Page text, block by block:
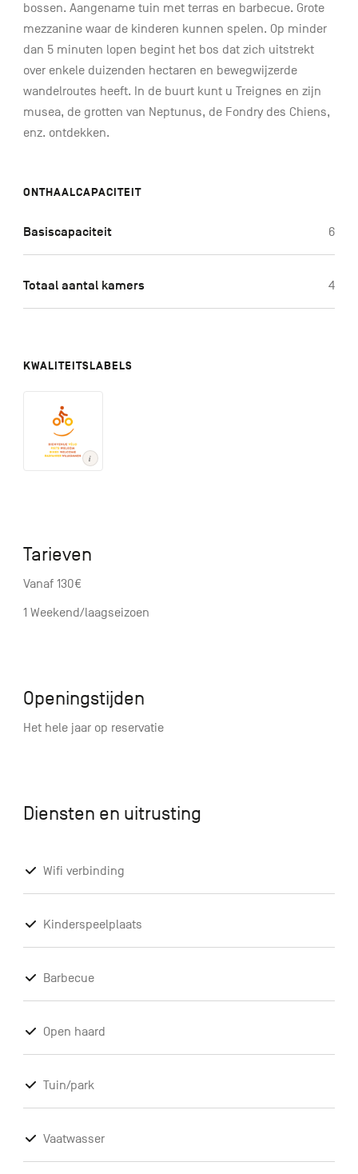
bossen. Aangename tuin met terras en barbecue. Grote
mezzanine waar de kinderen kunnen spelen. Op minder
dan 5 minuten lopen begint het bos dat zich uitstrekt
over enkele duizenden hectaren en bewegwijzerde
wandelroutes heeft. In de buurt kunt u Treignes en zijn
musea, de grotten van Neptunus, de Fondry des Chiens,
enz. ontdekken.
ONTHAALCAPACITEIT
Basiscapaciteit 6
Totaal aantal kamers 4
KWALITEITSLABELS
Tarieven
Vanaf 130€
1 Weekend/laagseizoen
Openingstijden
Het hele jaar op reservatie
Diensten en uitrusting
Wifi verbinding
Kinderspeelplaats
Barbecue
Open haard
Tuin/park
Vaatwasser